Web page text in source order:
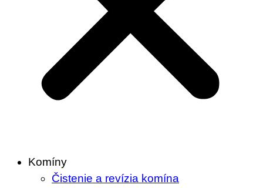
Komíny
Čistenie a revízia komína